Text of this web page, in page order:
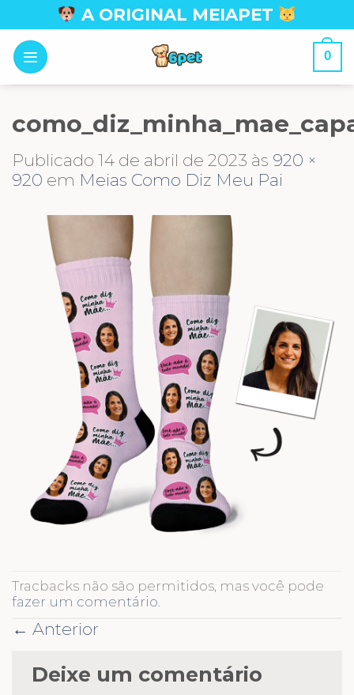
to
content
A ORIGINAL MEIAPET
0
Publicado 14 de abril de 2023 às 920 ×
920 em Meias Como Diz Meu Pai
Tracbacks não são permitidos, mas você pode
fazer um comentário.
← Anterior
Deixe um comentário